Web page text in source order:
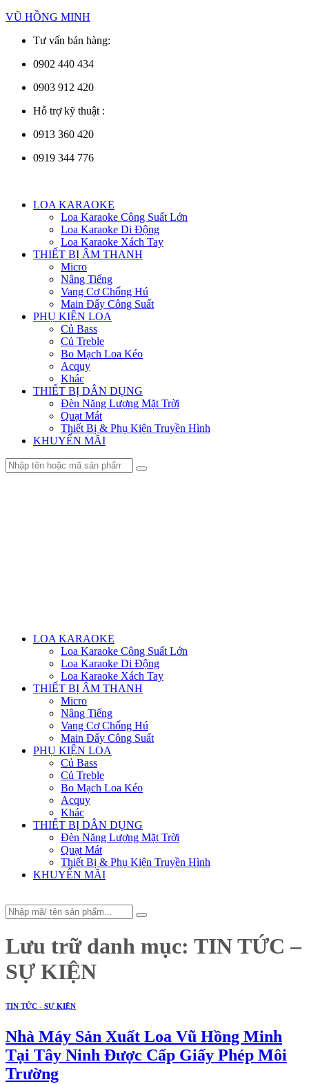
Skip
content
VŨ HỒNG MINH
Tư vấn bán hàng:
0902 440 434
0903 912 420
Hỗ trợ kỹ thuật :
0913 360 420
0919 344 776
Menu
LOA KARAOKE
Loa Karaoke Công Suất Lớn
Loa Karaoke Di Động
Loa Karaoke Xách Tay
THIẾT BỊ ÂM THANH
Micro
Nâng Tiếng
Vang Cơ Chống Hú
Main Đẩy Công Suất
PHỤ KIỆN LOA
Củ Bass
Củ Treble
Bo Mạch Loa Kéo
Acquy
Khác
THIẾT BỊ DÂN DỤNG
Đèn Năng Lượng Mặt Trời
Quạt Mát
Thiết Bị & Phụ Kiện Truyền Hình
KHUYẾN MÃI
Menu
LOA KARAOKE
Loa Karaoke Công Suất Lớn
Loa Karaoke Di Động
Loa Karaoke Xách Tay
THIẾT BỊ ÂM THANH
Micro
Nâng Tiếng
Vang Cơ Chống Hú
Main Đẩy Công Suất
PHỤ KIỆN LOA
Củ Bass
Củ Treble
Bo Mạch Loa Kéo
Acquy
Khác
THIẾT BỊ DÂN DỤNG
Đèn Năng Lượng Mặt Trời
Quạt Mát
Thiết Bị & Phụ Kiện Truyền Hình
KHUYẾN MÃI
Lưu trữ danh mục: TIN TỨC –
SỰ KIỆN
TIN TỨC - SỰ KIỆN
Nhà Máy Sản Xuất Loa Vũ Hồng Minh
Tại Tây Ninh Được Cấp Giấy Phép Môi
Trường